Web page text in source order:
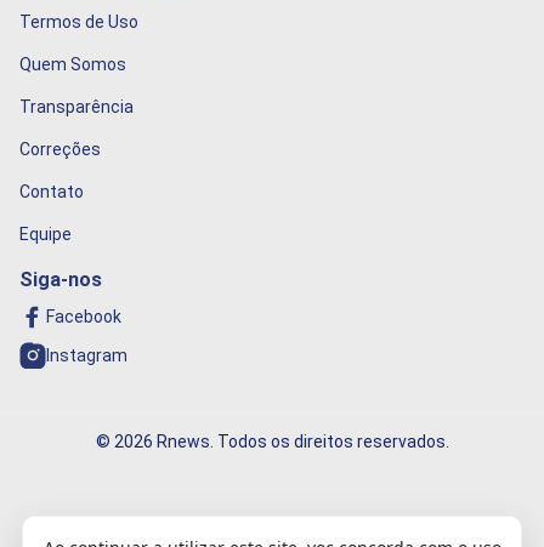
Termos de Uso
Quem Somos
Transparência
Correções
Contato
Equipe
Siga-nos
Facebook
Instagram
© 2026 Rnews. Todos os direitos reservados.